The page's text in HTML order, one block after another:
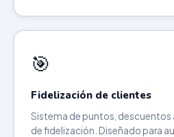
🎯
Fidelización de clientes
Sistema de puntos,
de fidelización. Diseñado para